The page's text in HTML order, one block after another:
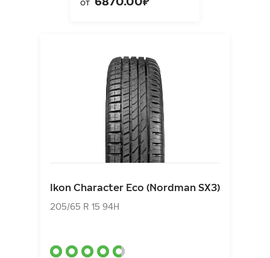
от
Ikon Character Eco (Nordman SX3)
205/65 R 15 94H
Ikon Character Eco (Nordman SX3)
205/65 R 15 94H
от5630.00₽